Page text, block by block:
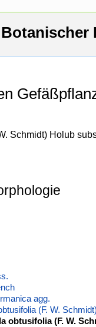
Botanischer
Schmidt) Holub
agg.
(F. W.
obtusifolia (F. W.